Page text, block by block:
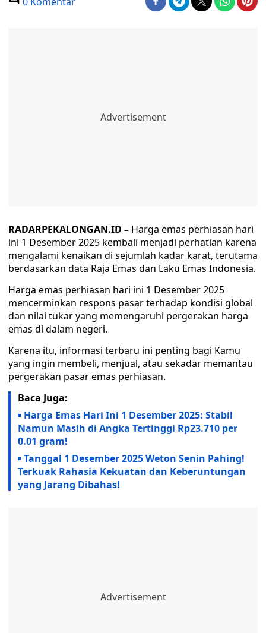
RADARPEKALONGAN.ID – Harga emas perhiasan hari
ini 1 Desember 2025 kembali menjadi perhatian karena
mengalami kenaikan di sejumlah kadar karat, terutama
berdasarkan data Raja Emas dan Laku Emas Indonesia.
Harga emas perhiasan hari ini 1 Desember 2025
mencerminkan respons pasar terhadap kondisi global
dan nilai tukar yang memengaruhi pergerakan harga
emas di dalam negeri.
Karena itu, informasi terbaru ini penting bagi Kamu
yang ingin membeli, menjual, atau sekadar memantau
pergerakan pasar emas perhiasan.
Baca Juga:
Harga Emas Hari Ini 1 Desember 2025: Stabil
Namun Masih di Angka Tertinggi Rp23.710 per
0.01 gram!
Tanggal 1 Desember 2025 Weton Senin Pahing!
Terkuak Rahasia Kekuatan dan Keberuntungan
yang Jarang Dibahas!